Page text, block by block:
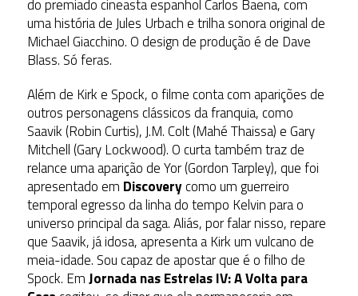
do premiado cineasta espanhol Carlos Baena, com
uma história de Jules Urbach e trilha sonora original de
Michael Giacchino. O design de produção é de Dave
Blass. Só feras.
Além de Kirk e Spock, o filme conta com aparições de
outros personagens clássicos da franquia, como
Saavik (Robin Curtis), J.M. Colt (Mahé Thaissa) e Gary
Mitchell (Gary Lockwood). O curta também traz de
relance uma aparição de Yor (Gordon Tarpley), que foi
apresentado em Discoverycomo um guerreiro
temporal egresso da linha do tempo Kelvin para o
universo principal da saga. Aliás, por falar nisso, repare
que Saavik, já idosa, apresenta a Kirk um vulcano de
meia-idade. Sou capaz de apostar que é o filho de
Spock. EmJornada nas Estrelas IV: A Volta para